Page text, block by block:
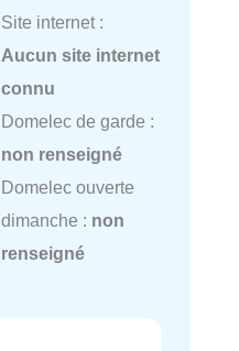
Site internet :
Aucun site internet
connu
Domelec de garde :
non renseigné
Domelec ouverte
dimanche : non
renseigné